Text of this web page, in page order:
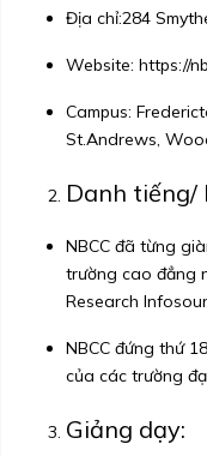
Địa chỉ:284
Website: https://
Campus:
St.Andrews,
Danh tiếng/
NBCC đã từng
trường cao đẳng
Research
NBCC đứng thứ
của các trường
Giảng dạy: